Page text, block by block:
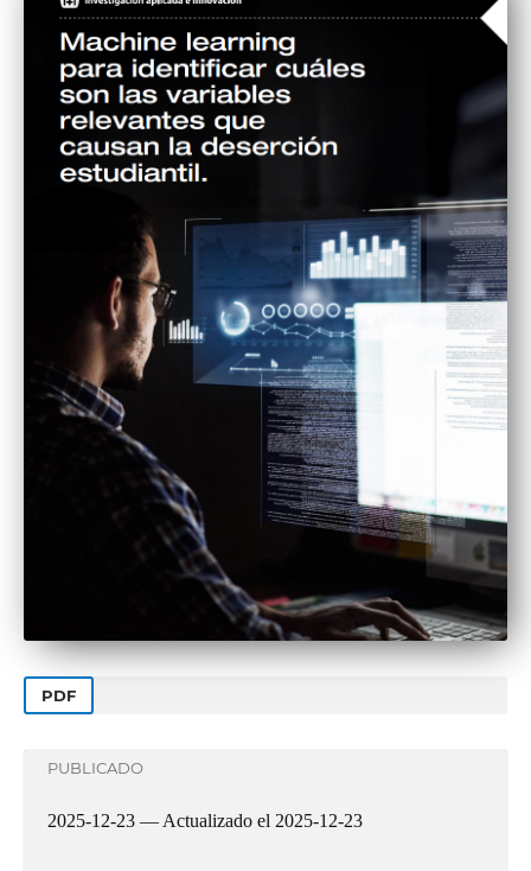
PDF
PUBLICADO
2025-12-23 — Actualizado el 2025-12-23